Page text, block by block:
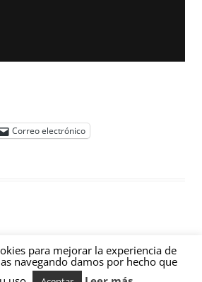
Correo electrónico
para mejorar la experiencia de
navegando damos por hecho que